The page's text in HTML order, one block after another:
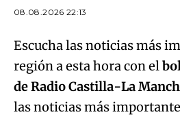
08.08.2026 22:13
Escucha las noticias más
región a esta hora con el
de Radio Castilla-La
las noticias más